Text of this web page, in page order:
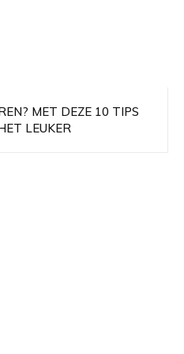
MET DEZE 10 TIPS
LEUKER